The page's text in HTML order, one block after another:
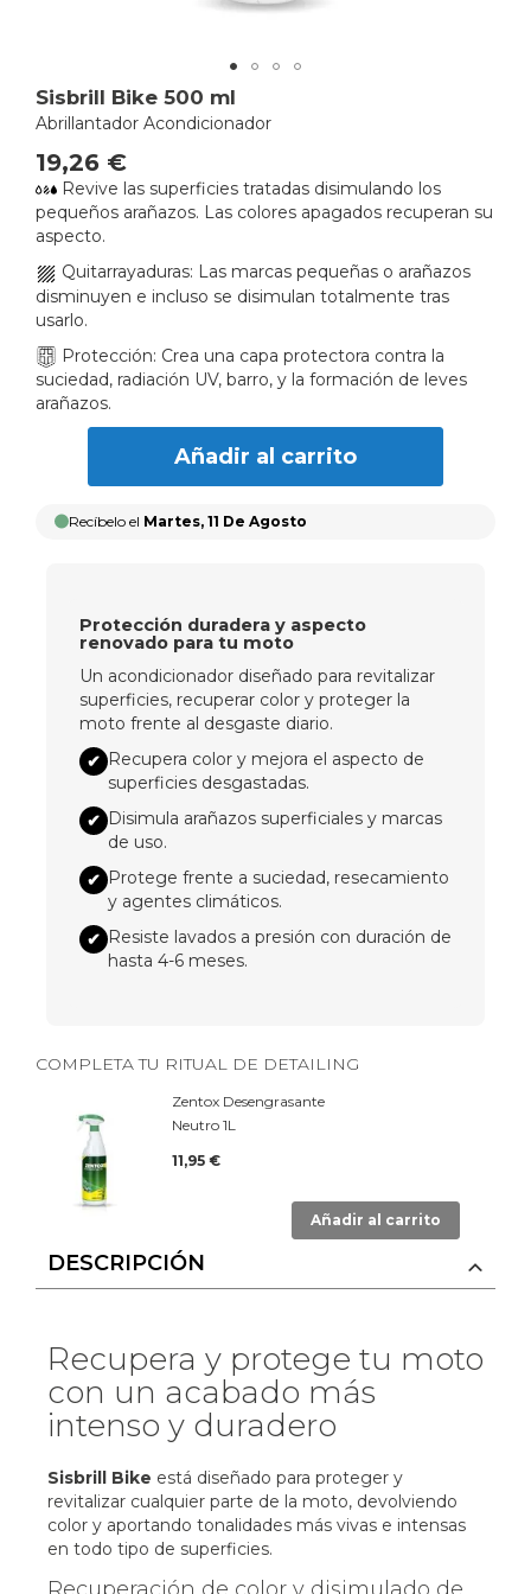
Sisbrill Bike 500 ml
Abrillantador Acondicionador
19,26 €
Revive las superficies tratadas disimulando los
pequeños arañazos. Las colores apagados recuperan su
aspecto.
Quitarrayaduras: Las marcas pequeñas o arañazos
disminuyen e incluso se disimulan totalmente tras
usarlo.
Protección: Crea una capa protectora contra la
suciedad, radiación UV, barro, y la formación de leves
arañazos.
Añadir al carrito
Recíbelo el Martes, 11 De Agosto
Protección duradera y aspecto
renovado para tu moto
Un acondicionador diseñado para revitalizar
superficies, recuperar color y proteger la
moto frente al desgaste diario.
✔ Recupera color y mejora el aspecto de
superficies desgastadas.
✔ Disimula arañazos superficiales y marcas
de uso.
✔ Protege frente a suciedad, resecamiento
y agentes climáticos.
✔ Resiste lavados a presión con duración de
hasta 4-6 meses.
COMPLETA TU RITUAL DE DETAILING
Zentox Desengrasante
Neutro 1L
11,95 €
Añadir al carrito
Skip
to
beginning
of
the
images
gallery
DESCRIPCIÓN
Recupera y protege tu moto
con un acabado más
intenso y duradero
Sisbrill Bike está diseñado para proteger y
revitalizar cualquier parte de la moto, devolviendo
color y aportando tonalidades más vivas e intensas
en todo tipo de superficies.